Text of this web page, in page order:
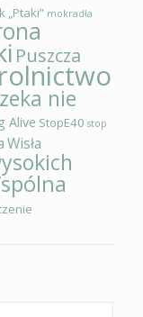
„Ptaki” mokradła
Puszcza
rolnictwo
nie
Alive StopE40 stop
Wisła